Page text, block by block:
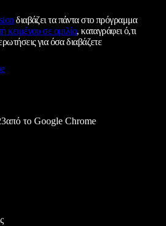
διαβάζει τα πάντα στο πρόγραμμα
κειμένου σε ομιλία, καταγράφει ό,τι
για όσα διαβάζετε
από το Google Chrome